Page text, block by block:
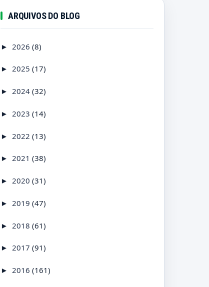
ARQUIVOS DO BLOG
► 2026 (8)
► 2025 (17)
► 2024 (32)
► 2023 (14)
► 2022 (13)
► 2021 (38)
► 2020 (31)
► 2019 (47)
► 2018 (61)
► 2017 (91)
► 2016 (161)